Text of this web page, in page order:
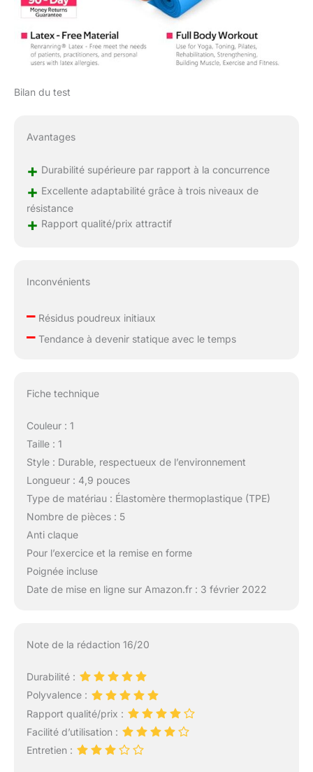
Bilan du test
Avantages
+ Durabilité supérieure par rapport à la concurrence
+ Excellente adaptabilité grâce à trois niveaux de
résistance
+ Rapport qualité/prix attractif
Inconvénients
–Résidus poudreux initiaux
–Tendance à devenir statique avec le temps
Fiche technique
Couleur : 1
Taille : 1
Style : Durable, respectueux de l’environnement
Longueur : 4,9 pouces
Type de matériau : Élastomère thermoplastique (TPE)
Nombre de pièces : 5
Anti claque
Pour l’exercice et la remise en forme
Poignée incluse
Date de mise en ligne sur Amazon.fr : 3 février 2022
Note de la rédaction 16/20
Durabilité :
Polyvalence :
Rapport qualité/prix :
Facilité d’utilisation :
Entretien :